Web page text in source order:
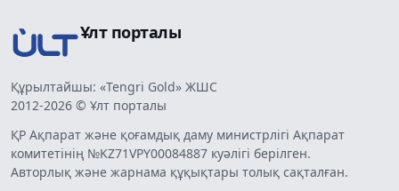
Ұлт порталы
Құрылтайшы: «Tengri Gold» ЖШС
2012-2026 © Ұлт порталы
ҚР Ақпарат және қоғамдық даму министрлігі Ақпарат
комитетінің №KZ71VPY00084887 куәлігі берілген.
Авторлық және жарнама құқықтары толық сақталған.